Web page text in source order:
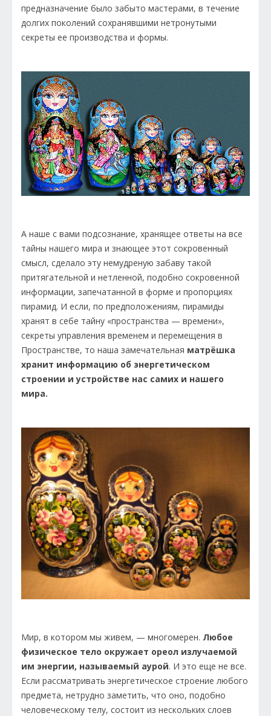
предназначение было забыто мастерами, в течение
долгих поколений сохранявшими нетронутыми
секреты ее производства и формы.
А наше с вами подсознание, хранящее ответы на все
тайны нашего мира и знающее этот сокровенный
смысл, сделало эту немудреную забаву такой
притягательной и нетленной, подобно сокровенной
информации, запечатанной в форме и пропорциях
пирамид. И если, по предположениям, пирамиды
хранят в себе тайну «пространства — времени»,
секреты управления временем и перемещения в
Пространстве, то наша замечательная матрёшка
хранит информацию об энергетическом
строении и устройстве нас самих и нашего
мира.
Мир, в котором мы живем, — многомерен. Любое
физическое тело окружает ореол излучаемой
им энергии, называемый аурой. И это еще не все.
Если рассматривать энергетическое строение любого
предмета, нетрудно заметить, что оно, подобно
человеческому телу, состоит из нескольких слоев